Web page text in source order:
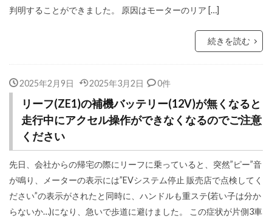
判明することができました。 原因はモーターのリア […]
続きを読む
2025年2月9日 2025年3月2日 0件
リーフ(ZE1)の補機バッテリー(12V)が無くなると
走行中にアクセル操作ができなくなるのでご注意
ください
先日、会社からの帰宅の際にリーフに乗っていると、突然”ピー”音
が鳴り、メーターの表示には”EVシステム停止 販売店で点検してく
ださい”の表示がされたと同時に、ハンドルも重ステ(若い子は分か
らないか…)になり、急いで歩道に避けました。 この症状が片側3車